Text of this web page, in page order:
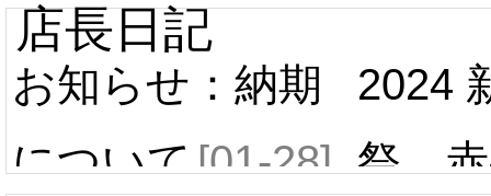
店長日記
お知らせ：納期
について[01-28]
2024
祭 赤